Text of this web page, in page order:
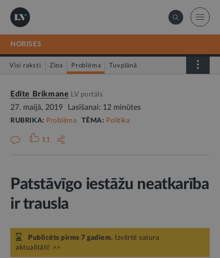
NORISES
Visi raksti Ziņa Problēma Tuvplānā
Edīte Brikmane LV portāls
27. maijā, 2019 Lasīšanai: 12 minūtes
RUBRIKA: Problēma TĒMA: Politika
11
Patstāvīgo iestāžu neatkarība
ir trausla
Publicēts pirms 7 gadiem. Izvērtē satura
aktualitāti! >>